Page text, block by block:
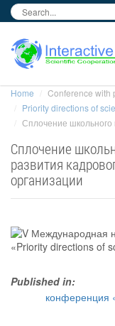
Home
Conference with
Priority directions of
Сплочение школьного
Сплочение
развития
организации
Published in:
конференция